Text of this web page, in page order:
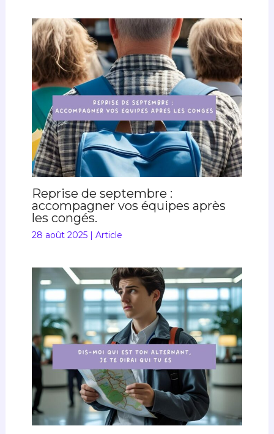
Reprise de septembre :
accompagner vos équipes après
les congés.
28 août 2025 | Article